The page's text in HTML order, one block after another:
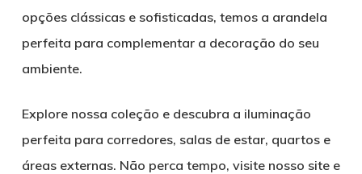
opções clássicas e sofisticadas, temos a arandela
perfeita para complementar a decoração do seu
ambiente.
Explore nossa coleção e descubra a iluminação
perfeita para corredores, salas de estar, quartos e
áreas externas. Não perca tempo, visite nosso site e